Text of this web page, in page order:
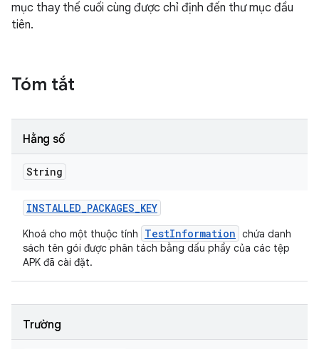
mục thay thế cuối cùng được chỉ định đến thư mục đầu
tiên.
Tóm tắt
Hằng số
String
INSTALLED_PACKAGES_KEY
Khoá cho một thuộc tính TestInformation chứa danh
sách tên gói được phân tách bằng dấu phẩy của các tệp
APK đã cài đặt.
Trường